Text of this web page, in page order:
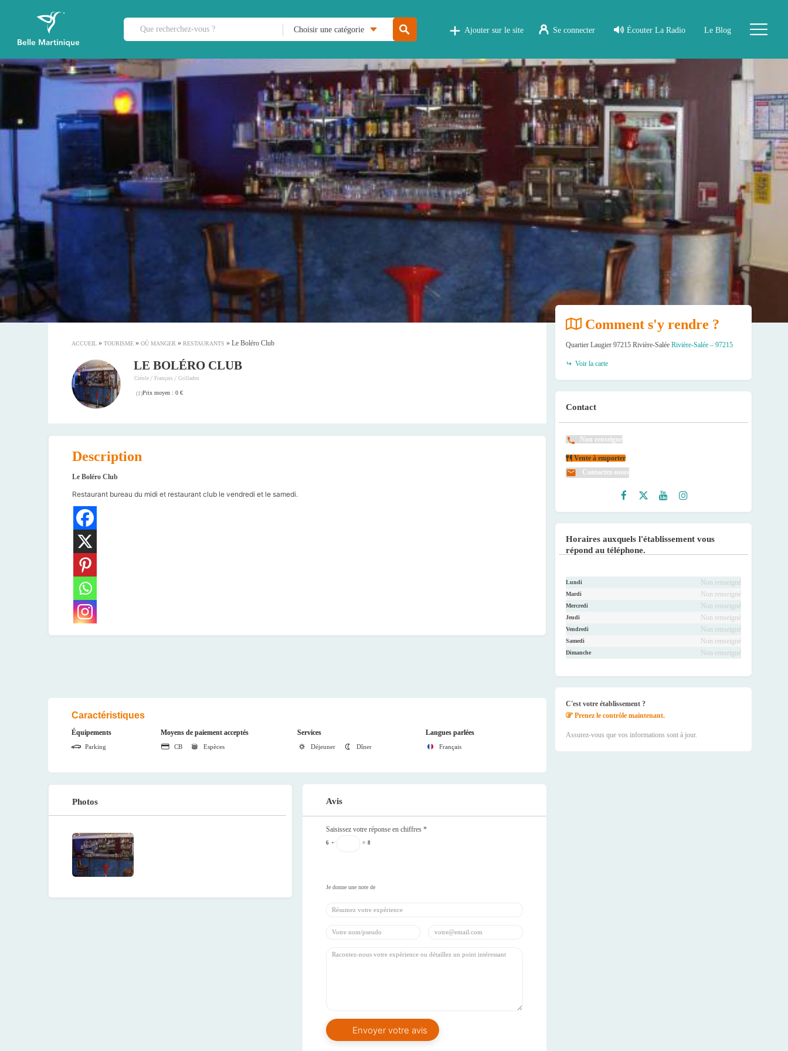
Choisir une catégorie Ajouter sur le site Se connecter Écouter La Radio Le Blog
ACCUEIL » TOURISME » OÙ MANGER » RESTAURANTS » Le Boléro Club
LE BOLÉRO CLUB
Créole /Français /Grillades
(1)Prix moyen : 0 €
Description
Le Boléro Club
Restaurant bureau du midi et restaurant club le vendredi et le samedi.
Caractéristiques
Équipements
Parking
Moyens de paiement acceptés
CB Espèces
Services
Déjeuner Dîner
Langues parlées
Français
Photos Avis
Saisissez votre réponse en chiffres*
6 + = 8
Comment s'y rendre ?
Quartier Laugier 97215 Rivière-Salée Rivière-Salée – 97215
Voir la carte
Contact
Non renseigné
Vente à emporter
Contactez-nous
Horaires auxquels l'établissement vous
répond au téléphone.
Lundi Non renseigné
Mardi Non renseigné
Mercredi Non renseigné
Jeudi Non renseigné
Vendredi Non renseigné
Samedi Non renseigné
Dimanche Non renseigné
C'est votre établissement ?
Prenez le contrôle maintenant.
Assurez-vous que vos informations sont à jour.